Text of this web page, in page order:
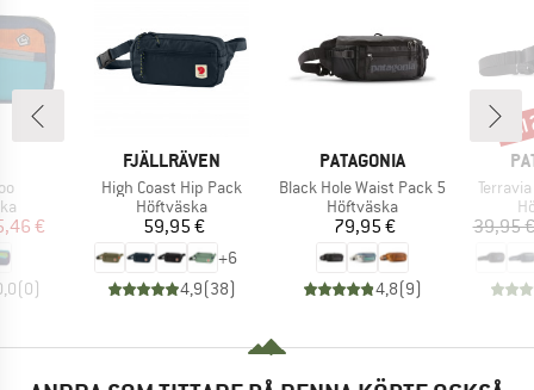
pris
€
(0)
VARUMÄRKE
FJÄLLRÄVEN
Produkter
High Coast Hip Pack
Produktgrupp
Höftväska
Pris
59,95 €
+6
4,9(38)
VARUMÄRKE
PATAGONIA
Produkter
Black Hole Waist Pack 5
Produktgrupp
Höftväska
Pris
79,95 €
4,8(9)
39,95 €